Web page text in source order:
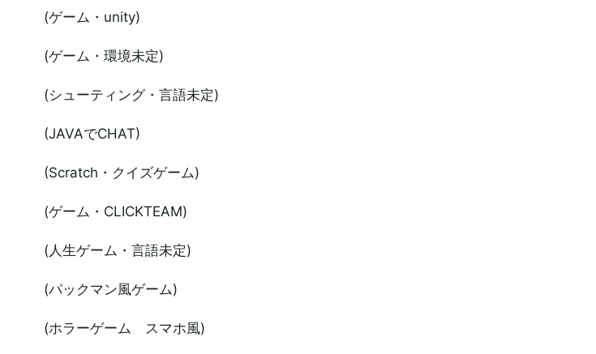
(ゲーム・unity)
(ゲーム・環境未定)
(シューティング・言語未定)
(JAVAでCHAT)
(Scratch・クイズゲーム)
(ゲーム・CLICKTEAM)
(人生ゲーム・言語未定)
(パックマン風ゲーム)
(ホラーゲーム スマホ風)